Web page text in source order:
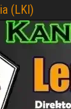
(LKI)